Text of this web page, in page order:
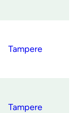
Tampere
Tampere